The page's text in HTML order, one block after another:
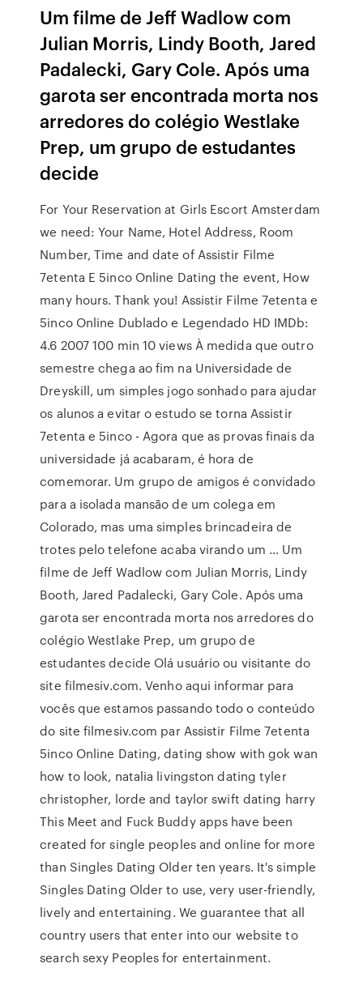
Um filme de Jeff Wadlow com
Julian Morris, Lindy Booth, Jared
Padalecki, Gary Cole. Após uma
garota ser encontrada morta nos
arredores do colégio Westlake
Prep, um grupo de estudantes
decide
For Your Reservation at Girls Escort Amsterdam
we need: Your Name, Hotel Address, Room
Number, Time and date of Assistir Filme
7etenta E 5inco Online Dating the event, How
many hours. Thank you! Assistir Filme 7etenta e
5inco Online Dublado e Legendado HD IMDb:
4.6 2007 100 min 10 views À medida que outro
semestre chega ao fim na Universidade de
Dreyskill, um simples jogo sonhado para ajudar
os alunos a evitar o estudo se torna Assistir
7etenta e 5inco - Agora que as provas finais da
universidade já acabaram, é hora de
comemorar. Um grupo de amigos é convidado
para a isolada mansão de um colega em
Colorado, mas uma simples brincadeira de
trotes pelo telefone acaba virando um … Um
filme de Jeff Wadlow com Julian Morris, Lindy
Booth, Jared Padalecki, Gary Cole. Após uma
garota ser encontrada morta nos arredores do
colégio Westlake Prep, um grupo de
estudantes decide Olá usuário ou visitante do
site filmesiv.com. Venho aqui informar para
vocês que estamos passando todo o conteúdo
do site filmesiv.com par Assistir Filme 7etenta
5inco Online Dating, dating show with gok wan
how to look, natalia livingston dating tyler
christopher, lorde and taylor swift dating harry
This Meet and Fuck Buddy apps have been
created for single peoples and online for more
than Singles Dating Older ten years. It's simple
Singles Dating Older to use, very user-friendly,
lively and entertaining. We guarantee that all
country users that enter into our website to
search sexy Peoples for entertainment.